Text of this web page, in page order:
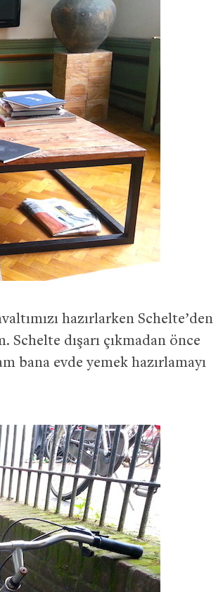
hazırlarken Schelte’den
dışarı çıkmadan önce
bana evde yemek hazırlamayı